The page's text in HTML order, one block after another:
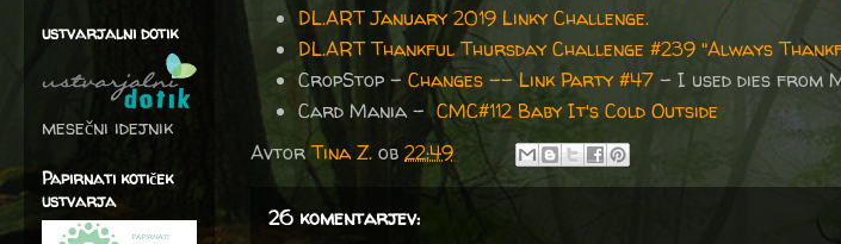
DL.ART January 2019 Linky Challenge.
DL.ART Thankful Thursday Challenge #239 "Always
CropStop -Changes -- Link Party #47 - I used dies from
Card Mania - CMC#112 Baby It's Cold Outside
AvtorTina Z. ob 22:49
26 komentarjev:
ustvarjalni dotik
mesečni idejnik
Papirnati kotiček
ustvarja